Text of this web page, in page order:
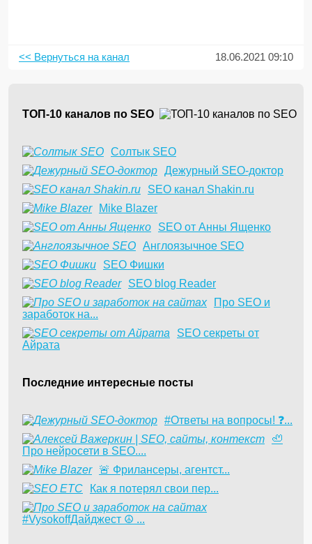
<< Вернуться на канал 18.06.2021 09:10
ТОП-10 каналов по SEO
Солтык SEO
Дежурный SEO-доктор
SEO канал Shakin.ru
Mike Blazer
SEO от Анны Ященко
Англоязычное SEO
SEO Фишки
SEO blog Reader
Про SEO и
заработок на...
SEO секреты от
Айрата
Последние интересные посты
#Ответы на вопросы! ❓...
🦥
Про нейросети в SEO....
​🚨 Фрилансеры, агентст...
Как я потерял свои пер...
#VysokoffДайджест ☮️ ...